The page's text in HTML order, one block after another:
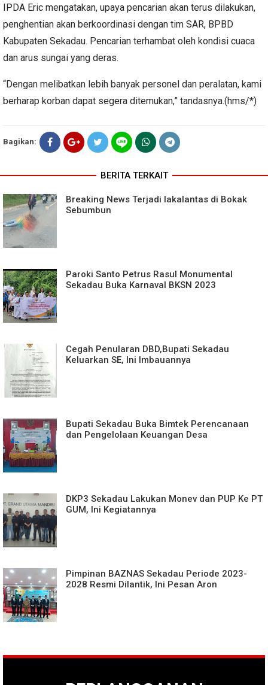
IPDA Eric mengatakan, upaya pencarian akan terus dilakukan,
penghentian akan berkoordinasi dengan tim SAR, BPBD
Kabupaten Sekadau. Pencarian terhambat oleh kondisi cuaca
dan arus sungai yang deras.
“Dengan melibatkan lebih banyak personel dan peralatan, kami
berharap korban dapat segera ditemukan,” tandasnya.(hms/*)
Bagikan:
BERITA TERKAIT
Breaking News Terjadi lakalantas di Bokak
Sebumbun
Paroki Santo Petrus Rasul Monumental
Sekadau Buka Karnaval BKSN 2023
Cegah Penularan DBD,Bupati Sekadau
Keluarkan SE, Ini Imbauannya
Bupati Sekadau Buka Bimtek Perencanaan
dan Pengelolaan Keuangan Desa
DKP3 Sekadau Lakukan Monev dan PUP Ke PT
GUM, Ini Kegiatannya
Pimpinan BAZNAS Sekadau Periode 2023-
2028 Resmi Dilantik, Ini Pesan Aron